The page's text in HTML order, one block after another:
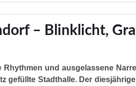
– Blinklicht,
Rhythmen und ausgelassene
gefüllte Stadthalle. Der